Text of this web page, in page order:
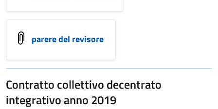
parere del revisore
Contratto collettivo decentrato
integrativo anno 2019